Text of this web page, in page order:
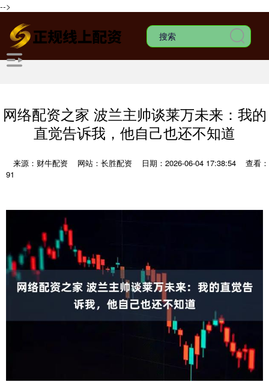
-->
网络配资之家 波兰主帅谈莱万未来：我的
直觉告诉我，他自己也还不知道
来源：财牛配资 网站：长胜配资 日期：2026-06-04 17:38:54
查看：
91